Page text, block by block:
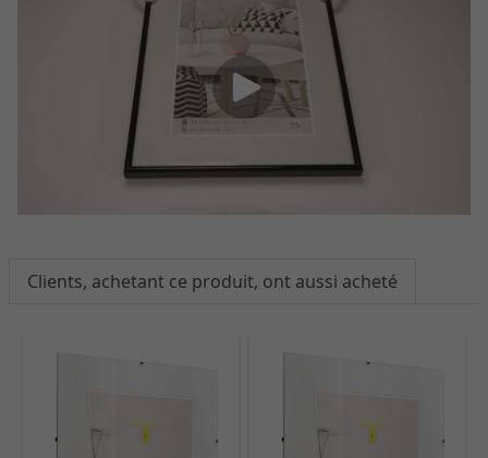
Clients, achetant ce produit, ont aussi acheté